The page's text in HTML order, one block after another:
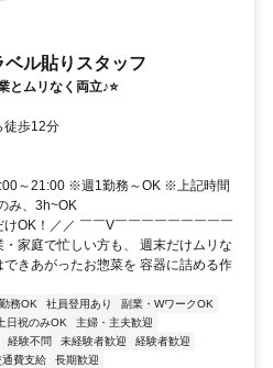
ル貼りスタッフ
とムリなく両立♪⭐
徒歩12分
～21:00 ※週1勤務～OK ※上記時間
み、3h~OK
OK！／／ ￣￣V￣￣￣￣￣￣￣￣￣
家庭で忙しい方も、 週末だけムリな
きあがったお惣菜を 容器に詰める作
務OK 社員登用あり
副業・WワークOK
日祝のみOK
主婦・主夫歓迎
経験不問 未経験者歓迎
経験者歓迎
通費支給 長期歓迎